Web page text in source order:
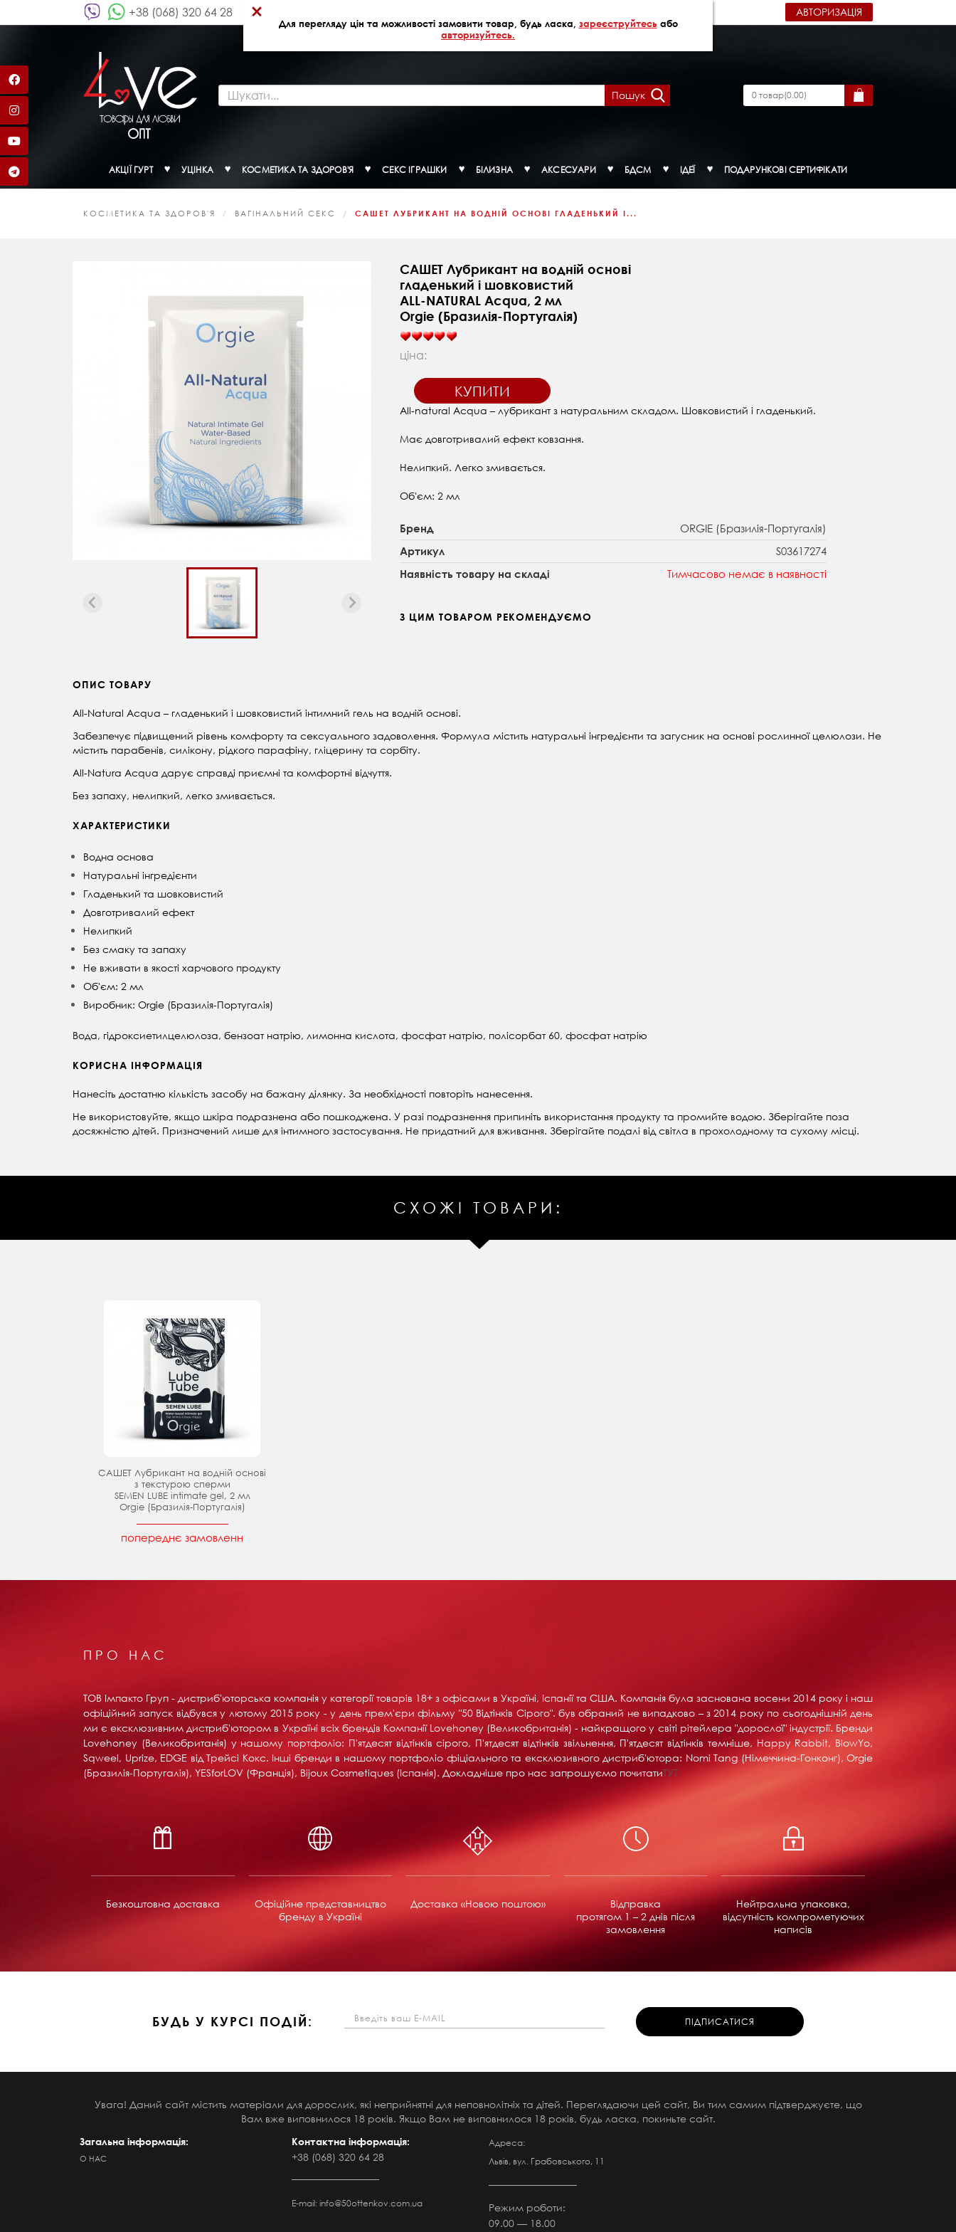
Для перегляду цін та можливості замовити товар, будь ласка, зареєструйтесьабо
авторизуйтесь.
×
+38 (068) 320 64 28 АВТОРИЗАЦІЯ
Пошук 0товар(0.00)
АКЦІЇ ГУРТ УЦІНКА КОСМЕТИКА ТА ЗДОРОВ'Я СЕКС ІГРАШКИ БІЛИЗНА АКСЕСУАРИ БДСМ ІДЕЇ ПОДАРУНКОВІ СЕРТИФІКАТИ
КОСМЕТИКА ТА ЗДОРОВ'Я ВАГІНАЛЬНИЙ СЕКС САШЕТ ЛУБРИКАНТ НА ВОДНІЙ ОСНОВІ ГЛАДЕНЬКИЙ І...
САШЕТ Лубрикант на водній основі
гладенький і шовковистий
ALL-NATURAL Acqua, 2 мл
Orgie (Бразилія-Португалія)
ціна:
КУПИТИ
All-natural Acqua – лубрикант з натуральним складом. Шовковистий і гладенький.
Має довготривалий ефект ковзання.
Нелипкий. Легко змивається.
Об'єм: 2 мл
Бренд ORGIE (Бразилія-Португалія)
Артикул S03617274
Наявність товару на складі Тимчасово немає в наявності
З ЦИМ ТОВАРОМ РЕКОМЕНДУЄМО
ОПИС ТОВАРУ
All-Natural Acqua – гладенький і шовковистий інтимний гель на водній основі.
Забезпечує підвищений рівень комфорту та сексуального задоволення. Формула містить натуральні інгредієнти та загусник на основі рослинної целюлози. Не
містить парабенів, силікону, рідкого парафіну, гліцерину та сорбіту.
All-Natura Acqua дарує справді приємні та комфортні відчуття.
Без запаху, нелипкий, легко змивається.
ХАРАКТЕРИСТИКИ
Водна основа
Натуральні інгредієнти
Гладенький та шовковистий
Довготривалий ефект
Нелипкий
Без смаку та запаху
Не вживати в якості харчового продукту
Об'єм: 2 мл
Виробник: Orgie (Бразилія-Португалія)
Вода, гідроксиетилцелюлоза, бензоат натрію, лимонна кислота, фосфат натрію, полісорбат 60, фосфат натрію
КОРИСНА ІНФОРМАЦІЯ
Нанесіть достатню кількість засобу на бажану ділянку. За необхідності повторіть нанесення.
Не використовуйте, якщо шкіра подразнена або пошкоджена. У разі подразнення припиніть використання продукту та промийте водою. Зберігайте поза
досяжністю дітей. Призначений лише для інтимного застосування. Не придатний для вживання. Зберігайте подалі від світла в прохолодному та сухому місці.
СХОЖІ ТОВАРИ:
САШЕТ Лубрикант на водній основі
з текстурою сперми
SEMEN LUBE intimate gel, 2 мл
Orgie (Бразилія-Португалія)
попереднє замовленн
ПРО НАС
ТОВ Імпакто Груп - дистриб'юторська компанія у категорії товарів 18+ ​​з офісами в Україні, Іспанії та США. Компанія була заснована восени 2014 року і наш
офіційний запуск відбувся у лютому 2015 року - у день прем'єри фільму "50 Відтінків Сірого". був обраний не випадково – з 2014 року по сьогоднішній день
ми є ексклюзивним дистриб'ютором в Україні всіх брендів Компанії Lovehoney (Великобританія) - найкращого у світі рітейлера "дорослої" індустрії. Бренди
Lovehoney (Великобританія) у нашому портфоліо: П'ятдесят відтінків сірого, П'ятдесят відтінків звільнення, П'ятдесят відтінків темніше, Happy Rabbit, BlowYo,
Sqweel, Uprize, EDGE від Трейсі Кокс. Інші бренди в нашому портфоліо фіціального та ексклюзивного дистриб'ютора: Nomi Tang (Німеччина-Гонконг), Orgie
(Бразилія-Португалія), YESforLOV (Франція), Bijoux Cosmetiques (Іспанія). Докладніше про нас запрошуємо почитатиТУТ
Безкоштовна доставка
Офіційне представництво
бренду в Україні
Доставка «Новою поштою»
Відправка
протягом 1 – 2 днів після
замовлення
Нейтральна упаковка,
відсутність компрометуючих
написів
БУДЬ У КУРСІ ПОДІЙ:
Увага! Даний сайт містить матеріали для дорослих, які неприйнятні для неповнолітніх та дітей. Переглядаючи цей сайт, Ви тим самим підтверджуєте, що
Вам вже виповнилося 18 років. Якщо Вам не виповнилося 18 років, будь ласка, покиньте сайт.
Загальна інформація:
О НАС
Контактна інформація:
+38 (068) 320 64 28
E-mail:info@50ottenkov.com.ua
Адреса:
Львів, вул. Грабовського, 11
Режим роботи:
09.00 — 18.00